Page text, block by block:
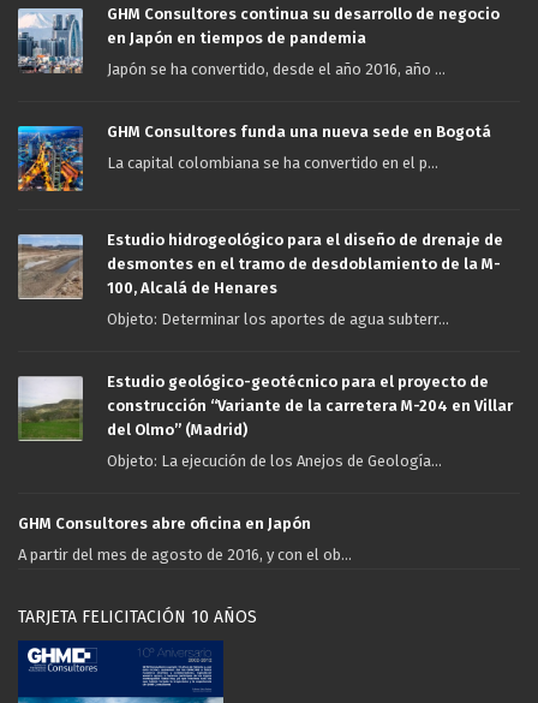
GHM Consultores continua su desarrollo de negocio
en Japón en tiempos de pandemia
Japón se ha convertido, desde el año 2016, año ...
GHM Consultores funda una nueva sede en Bogotá
La capital colombiana se ha convertido en el p...
Estudio hidrogeológico para el diseño de drenaje de
desmontes en el tramo de desdoblamiento de la M-
100, Alcalá de Henares
Objeto: Determinar los aportes de agua subterr...
Estudio geológico-geotécnico para el proyecto de
construcción “Variante de la carretera M-204 en Villar
del Olmo” (Madrid)
Objeto: La ejecución de los Anejos de Geología...
GHM Consultores abre oficina en Japón
A partir del mes de agosto de 2016, y con el ob...
TARJETA FELICITACIÓN 10 AÑOS